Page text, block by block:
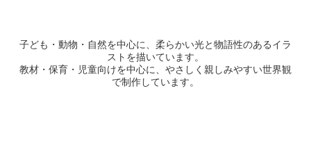
子ども・動物・自然を中心に、柔らかい光と物語性のあるイラ
ストを描いています。
教材・保育・児童向けを中心に、やさしく親しみやすい世界観
で制作しています。